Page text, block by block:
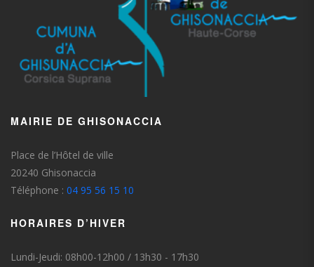
MAIRIE DE GHISONACCIA
Place de l’Hôtel de ville
20240 Ghisonaccia
Téléphone : 04 95 56 15 10
HORAIRES D’HIVER
Lundi-Jeudi: 08h00-12h00 / 13h30 - 17h30